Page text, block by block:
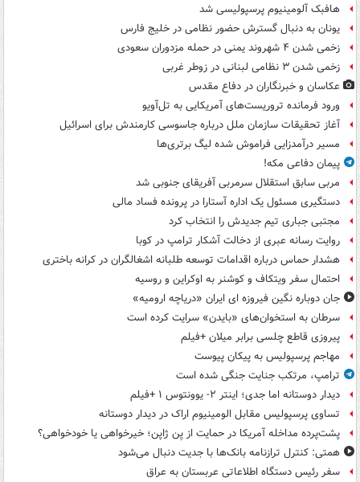
هافبک آلومینیوم پرسپولیسی شد
یونان به دنبال گسترش حضور نظامی در خلیج فارس
زخمی شدن ۴ شهروند یمنی در حمله مزدوران سعودی
زخمی شدن ۳ نظامی لبنانی در زوطر غربی
عکاسان و خبرنگاران در دفاع مقدس
ورود فرمانده تروریست‌های آمریکایی به تل‌آویو
آغاز تحقیقات سازمان ملل درباره جاسوسی کارمندش برای اسرائیل
مسیر درآمدزایی فراموش شده لیگ برتری‌ها
پیمان دفاعی مکه!
مربی سابق استقلال سرمربی آفریقای جنوبی شد
دستگیری مسئول یک اداره آستارا در پرونده فساد مالی
مجتبی جباری تیم جدیدش را انتخاب کرد
روایت رسانه عبری از دخالت آشکار ترامپ در کوبا
هشدار حماس درباره اقدامات توسعه طلبانه اشغالگران در کرانه باختری
احتمال سفر ویتکاف و کوشنر به اوکراین و روسیه
جان دوباره نگین فیروزه ای ایران «دریاچه ارومیه»
سرطان به استخوان‌های «بایدن» سرایت کرده است
پیروزی قاطع چلسی برابر میلان +فیلم
مهاجم پرسپولیس به پیکان پیوست
ترامپ، مرتکب جنایت جنگی شده است
دیدار دوستانه اما جدی؛ اینتر ۲- یوونتوس ۱ +فیلم
تساوی پرسپولیس مقابل الومینیوم اراک در دیدار دوستانه
پشت‌پرده مداخله آمریکا در حمایت از یِن ژاپن؛ خیرخواهی یا خودخواهی؟
همتی: کنترل ترازنامه بانک‌ها با جدیت دنبال می‌شود
سفر رئیس دستگاه اطلاعاتی عربستان به عراق